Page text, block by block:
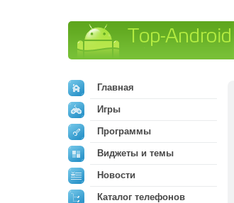
Главная
Игры
Программы
Виджеты и темы
Новости
Каталог телефонов